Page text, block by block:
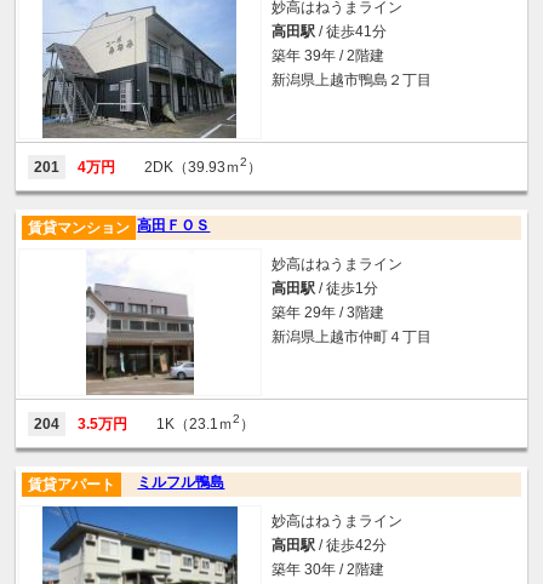
妙高はねうまライン
高田駅 / 徒歩41分
築年 39年 / 2階建
新潟県上越市鴨島２丁目
201 4万円 2DK（39.93ｍ2 ）
高田ＦＯＳ
賃貸マンション
妙高はねうまライン
高田駅 / 徒歩1分
築年 29年 / 3階建
新潟県上越市仲町４丁目
204 3.5万円 1K（23.1ｍ2 ）
ミルフル鴨島
賃貸アパート
妙高はねうまライン
高田駅 / 徒歩42分
築年 30年 / 2階建